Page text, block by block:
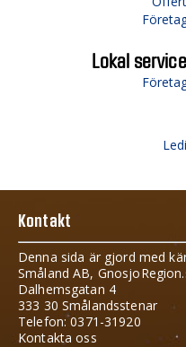
Lokal
Kontakt
Denna sida är gjord med
Småland AB,
Dalhemsgatan 4
333 30 Smålandsstenar
Telefon: 0371-31920
Kontakta oss